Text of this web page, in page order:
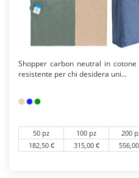
Shopper carbon neutral in
resistente per chi desidera uni...
50 pz 100 pz 200
182,50 €
315,00 €